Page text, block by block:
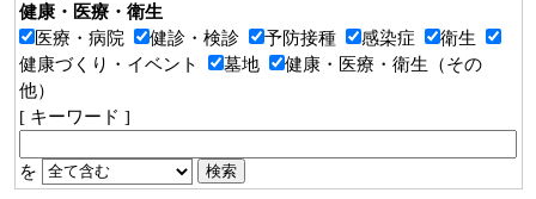
健康・医療・衛生
医療・病院
健診・検診 予防接種 感染症
衛生
健康づくり・イベント
墓地
健康・医療・衛生（その
他）
[ キーワード ]
を